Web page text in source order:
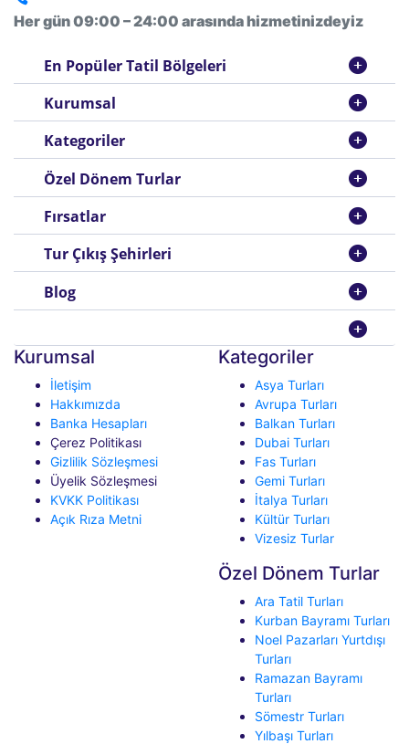
Her gün 09:00 – 24:00 arasında hizmetinizdeyiz
En Popüler Tatil Bölgeleri
Kurumsal
Kategoriler
Özel Dönem Turlar
Fırsatlar
Tur Çıkış Şehirleri
Blog
Kurumsal
İletişim
Hakkımızda
Banka Hesapları
Çerez Politikası
Gizlilik Sözleşmesi
Üyelik Sözleşmesi
KVKK Politikası
Açık Rıza Metni
Kategoriler
Asya Turları
Avrupa Turları
Balkan Turları
Dubai Turları
Fas Turları
Gemi Turları
İtalya Turları
Kültür Turları
Vizesiz Turlar
Özel Dönem Turlar
Ara Tatil Turları
Kurban Bayramı Turları
Noel Pazarları Yurtdışı
Turları
Ramazan Bayramı
Turları
Sömestr Turları
Yılbaşı Turları